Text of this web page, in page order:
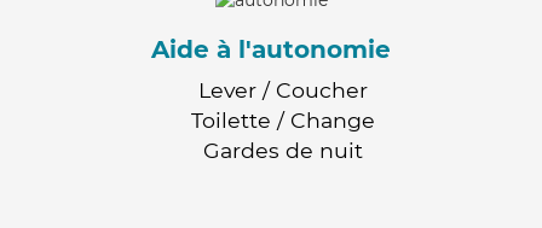
Aide à l'autonomie
Lever / Coucher
Toilette / Change
Gardes de nuit